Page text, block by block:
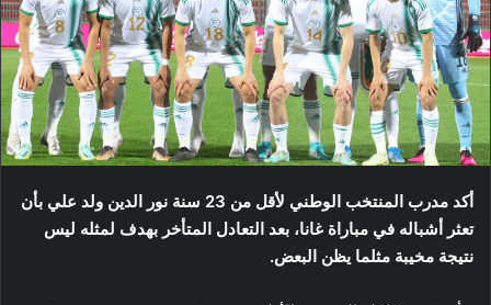
أكد مدرب المنتخب الوطني لأقل من 23 سنة نور الدين ولد علي بأن
تعثر أشباله في مباراة غانا، بعد التعادل المتأخر بهدف لمثله ليس
نتيجة مخيبة مثلما يظن البعض.